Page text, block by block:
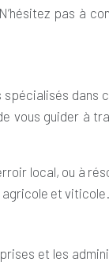
pas à
dans
vous guider à
local, ou à
agricole et viticole.
et les